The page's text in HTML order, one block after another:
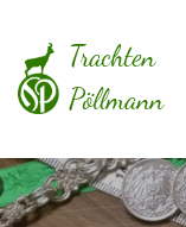
Trachten
Pöllmann